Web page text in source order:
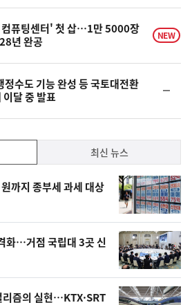
퓨팅센터' 첫 삽…1만 5000장
년 완공
NEW
정수도 기능 완성 등 국토대전환
달 중 발표
일
최신 뉴스
까지 종부세 과세 대상
화…거점 국립대 3곳 신
즘의 실현…KTX·SRT